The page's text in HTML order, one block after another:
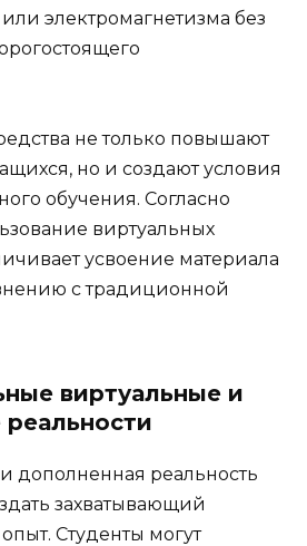
электромагнетизма без
не только повышают
но и создают условия
обучения. Согласно
виртуальных
усвоение материала
с традиционной
виртуальные и
дополненная реальность
захватывающий
Студенты могут